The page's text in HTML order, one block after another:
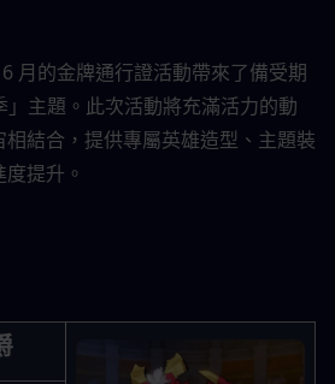
月的金牌通行證活動帶來了備受期
」主題。此次活動將充滿活力的動
結合，提供專屬英雄造型、主題裝
提升。